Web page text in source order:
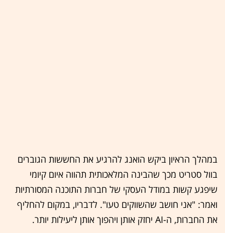
במהלך הראיון ביקש הואנג להרגיע את החששות הגוברים
בוול סטריט מכך שהבינה המלאכותית תהווה איום קיומי
שיפגע קשות במודל העסקי של חברות התוכנה המסורתיות
ואמר: "אני חושב שהשווקים טעו". לדבריו, במקום להחליף
את החברות, ה-AI יחזק אותן ויהפוך אותן ליעילות יותר.